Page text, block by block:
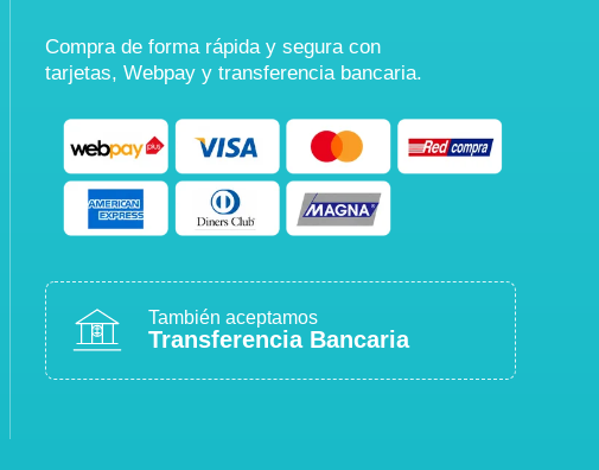
Compra de forma rápida y segura con
tarjetas, Webpay y transferencia bancaria.
También aceptamos
Transferencia Bancaria